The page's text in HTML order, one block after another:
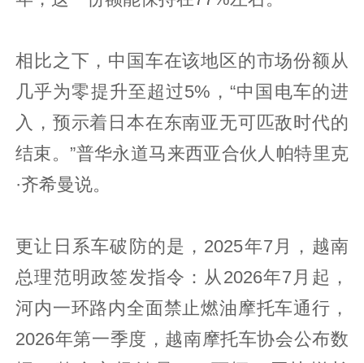
相比之下，中国车在该地区的市场份额从
几乎为零提升至超过5%，“中国电车的进
入，预示着日本在东南亚无可匹敌时代的
结束。”普华永道马来西亚合伙人帕特里克
·齐希曼说。
更让日系车破防的是，2025年7月，越南
总理范明政签发指令：从2026年7月起，
河内一环路内全面禁止燃油摩托车通行，
2026年第一季度，越南摩托车协会公布数